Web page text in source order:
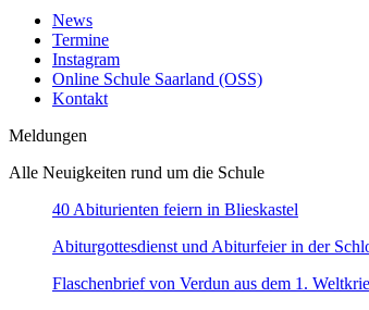
News
Termine
Instagram
Online Schule Saarland (OSS)
Kontakt
Meldungen
Alle Neuigkeiten rund um die Schule
40 Abiturienten feiern in Blieskastel
Abiturgottesdienst und Abiturfeier in der
Flaschenbrief von Verdun aus dem 1.